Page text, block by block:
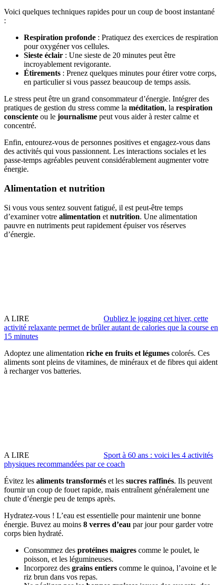
Voici quelques techniques rapides pour un coup de boost instantané
:
Respiration profonde : Pratiquez des exercices de respiration
pour oxygéner vos cellules.
Sieste éclair : Une sieste de 20 minutes peut être
incroyablement revigorante.
Étirements : Prenez quelques minutes pour étirer votre corps,
en particulier si vous passez beaucoup de temps assis.
Le stress peut être un grand consommateur d’énergie. Intégrer des
pratiques de gestion du stress comme la méditation, la respiration
consciente ou le journalisme peut vous aider à rester calme et
concentré.
Enfin, entourez-vous de personnes positives et engagez-vous dans
des activités qui vous passionnent. Les interactions sociales et les
passe-temps agréables peuvent considérablement augmenter votre
énergie.
Alimentation et nutrition
Si vous vous sentez souvent fatigué, il est peut-être temps
d’examiner votre alimentation et nutrition. Une alimentation
pauvre en nutriments peut rapidement épuiser vos réserves
d’énergie.
A LIRE
Oubliez le jogging cet hiver, cette
activité relaxante permet de brûler autant de calories que la course en
15 minutes
Adoptez une alimentation riche en fruits et légumes colorés. Ces
aliments sont pleins de vitamines, de minéraux et de fibres qui aident
à recharger vos batteries.
A LIRE
Sport à 60 ans : voici les 4 activités
physiques recommandées par ce coach
Évitez les aliments transformés et les sucres raffinés. Ils peuvent
fournir un coup de fouet rapide, mais entraînent généralement une
chute d’énergie peu de temps après.
Hydratez-vous ! L’eau est essentielle pour maintenir une bonne
énergie. Buvez au moins 8 verres d’eau par jour pour garder votre
corps bien hydraté.
Consommez des protéines maigres comme le poulet, le
poisson, et les légumineuses.
Incorporez des grains entiers comme le quinoa, l’avoine et le
riz brun dans vos repas.